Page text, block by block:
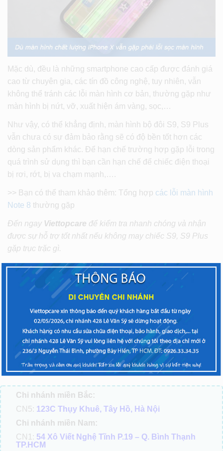
Mặc dù, đều là những smartphone cao cấp được đánh giá
cao từ chuyên gia, các tín đồ công nghệ, tuy nhiên, vẫn
không thể tránh các lỗi màn hình cơ bản, thường gặp như
màn hình bị nứt, vỡ, xuất hiện ám vàng, sọc,…
Như vậy, có thể khẳng định, màn hình bộ đôi S9, S9 Plus
vẫn chưa có sự đảm bảo rằng sẽ có độ bền tốt hơn các
dòng sản phẩm khác. Để hạn chế trường hợp gặp lỗi trong
quá trình sử dụng thì bạn cần hạn chế để chiếc điện thoại
bị rơi, rớt, bị va chạm mạnh,….
>> Bạn có thể tham khảo thêm: Tổng hợp các lỗi màn hình
Note 8 thường gặp
Đến ngay Viettopcare để kiểm tra nhanh chóng và nhận
được sự hỗ trợ tốt nhất nếu không may chiếc S9, S9 Plus
gặp trục trặc gì.
TAGS: Samsung Galaxy S9,Samsung Galaxy S9 Plus
thay màn hình samsung
ĐIỆN THOẠI BẠN GẶP VẤN ĐỀ? LIÊN HỆ NGAY!
TRUNG TÂM SỬA CHỮA ĐIỆN THOẠI VIETTOPCARE
Chi nhánh miền Bắc:
CN5: 123C Thụy Khuê, Tây Hồ, Hà Nội
Chi nhánh miền Nam:
CN1: 54 Xô Viết Nghệ Tĩnh P.19 – Q. Bình Thạnh
TP.HCM